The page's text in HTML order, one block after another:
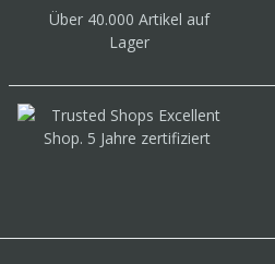
Über 40.000 Artikel auf
Lager